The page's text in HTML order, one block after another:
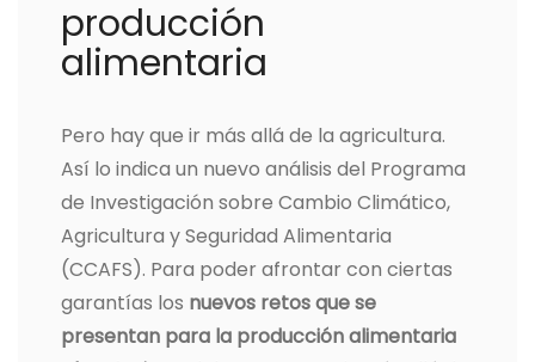
producción
alimentaria
Pero hay que ir más allá de la agricultura.
Así lo indica un nuevo análisis del Programa
de Investigación sobre Cambio Climático,
Agricultura y Seguridad Alimentaria
(CCAFS). Para poder afrontar con ciertas
garantías los nuevos retos que se
presentan para la producción alimentaria